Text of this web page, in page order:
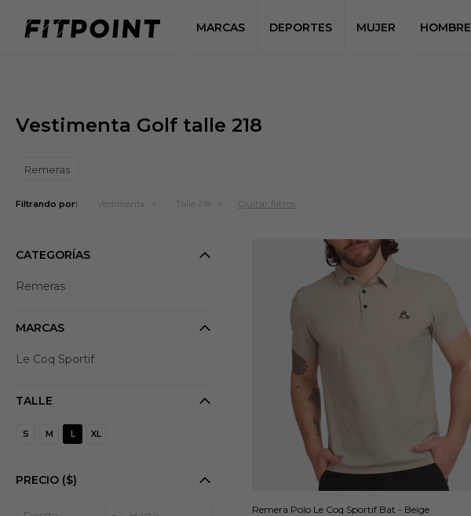
MARCAS DEPORTES MUJER HOMBRE
Vestimenta Golf talle 218
Remeras
Filtrando por: Vestimenta Talle 218 Quitar filtros
Remera Polo Le Coq Sportif Bat - Beige
CATEGORÍAS
Remeras
MARCAS
Le Coq Sportif
TALLE
S M L XL
PRECIO ($)